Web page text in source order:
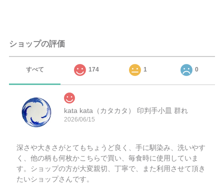
ショップの評価
すべて 174 1 0
kata kata（カタカタ） 印判手小皿 群れ
2026/06/15
深さや大きさがとてもちょうど良く、手に馴染み、洗いやす
く、他の柄も何枚かこちらで買い、毎食時に使用していま
す。ショップの方が大変親切、丁寧で、また利用させて頂き
たいショップさんです。